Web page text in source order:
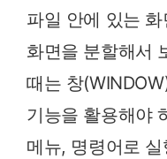
파일 안에 있는
화면을 분할해서
때는 창
기능을 활용해야
메뉴, 명령어로